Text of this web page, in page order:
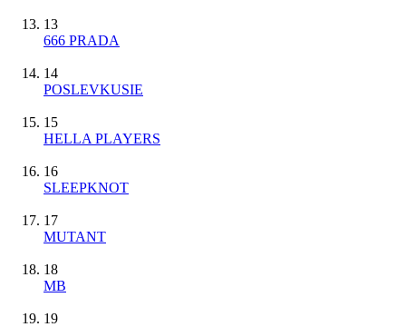
13
666 PRADA
14
POSLEVKUSIE
15
HELLA PLAYERS
16
SLEEPKNOT
17
MUTANT
18
MB
19